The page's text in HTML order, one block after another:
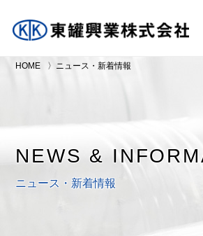
HOME ニュース・新着情報
NEWS &
ニュース・新着情報